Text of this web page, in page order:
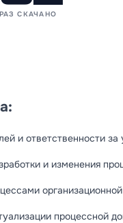
СКАЧАНО
и ответственности
и изменения
процессной